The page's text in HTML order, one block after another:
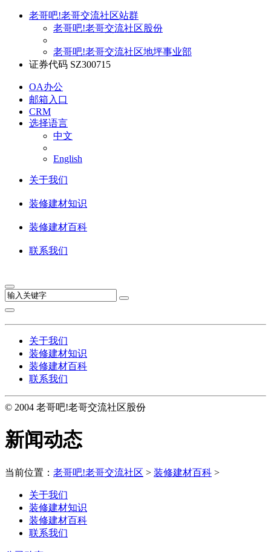
老哥吧!老哥交流社区站群
老哥吧!老哥交流社区股份
老哥吧!老哥交流社区地坪事业部
证券代码 SZ300715
OA办公
邮箱入口
CRM
选择语言
中文
English
关于我们
装修建材知识
装修建材百科
联系我们
关于我们
装修建材知识
装修建材百科
联系我们
© 2004 老哥吧!老哥交流社区股份
新闻动态
当前位置： 老哥吧!老哥交流社区 > 装修建材百科 >
关于我们
装修建材知识
装修建材百科
联系我们